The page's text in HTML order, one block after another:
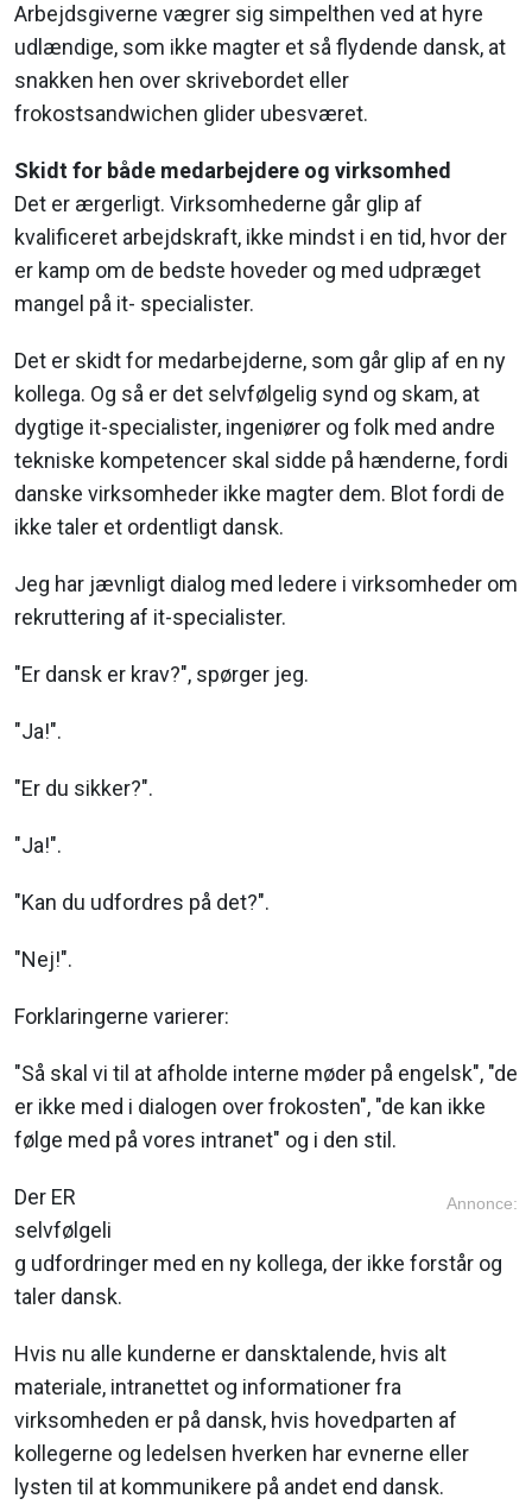
Arbejdsgiverne vægrer sig simpelthen ved at hyre
udlændige, som ikke magter et så flydende dansk, at
snakken hen over skrivebordet eller
frokostsandwichen glider ubesværet.
Skidt for både medarbejdere og virksomhed
Det er ærgerligt. Virksomhederne går glip af
kvalificeret arbejdskraft, ikke mindst i en tid, hvor der
er kamp om de bedste hoveder og med udpræget
mangel på it- specialister.
Det er skidt for medarbejderne, som går glip af en ny
kollega. Og så er det selvfølgelig synd og skam, at
dygtige it-specialister, ingeniører og folk med andre
tekniske kompetencer skal sidde på hænderne, fordi
danske virksomheder ikke magter dem. Blot fordi de
ikke taler et ordentligt dansk.
Jeg har jævnligt dialog med ledere i virksomheder om
rekruttering af it-specialister.
"Er dansk er krav?", spørger jeg.
"Ja!".
"Er du sikker?".
"Ja!".
"Kan du udfordres på det?".
"Nej!".
Forklaringerne varierer:
"Så skal vi til at afholde interne møder på engelsk", "de
er ikke med i dialogen over frokosten", "de kan ikke
følge med på vores intranet" og i den stil.
Annonce:
Der ER
selvfølgeli
g udfordringer med en ny kollega, der ikke forstår og
taler dansk.
Hvis nu alle kunderne er dansktalende, hvis alt
materiale, intranettet og informationer fra
virksomheden er på dansk, hvis hovedparten af
kollegerne og ledelsen hverken har evnerne eller
lysten til at kommunikere på andet end dansk.